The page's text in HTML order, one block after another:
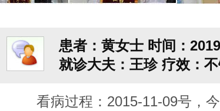
患者：黄女士 时间：
就诊大夫：王珍 疗效：
看病过程：2015-11-09号，